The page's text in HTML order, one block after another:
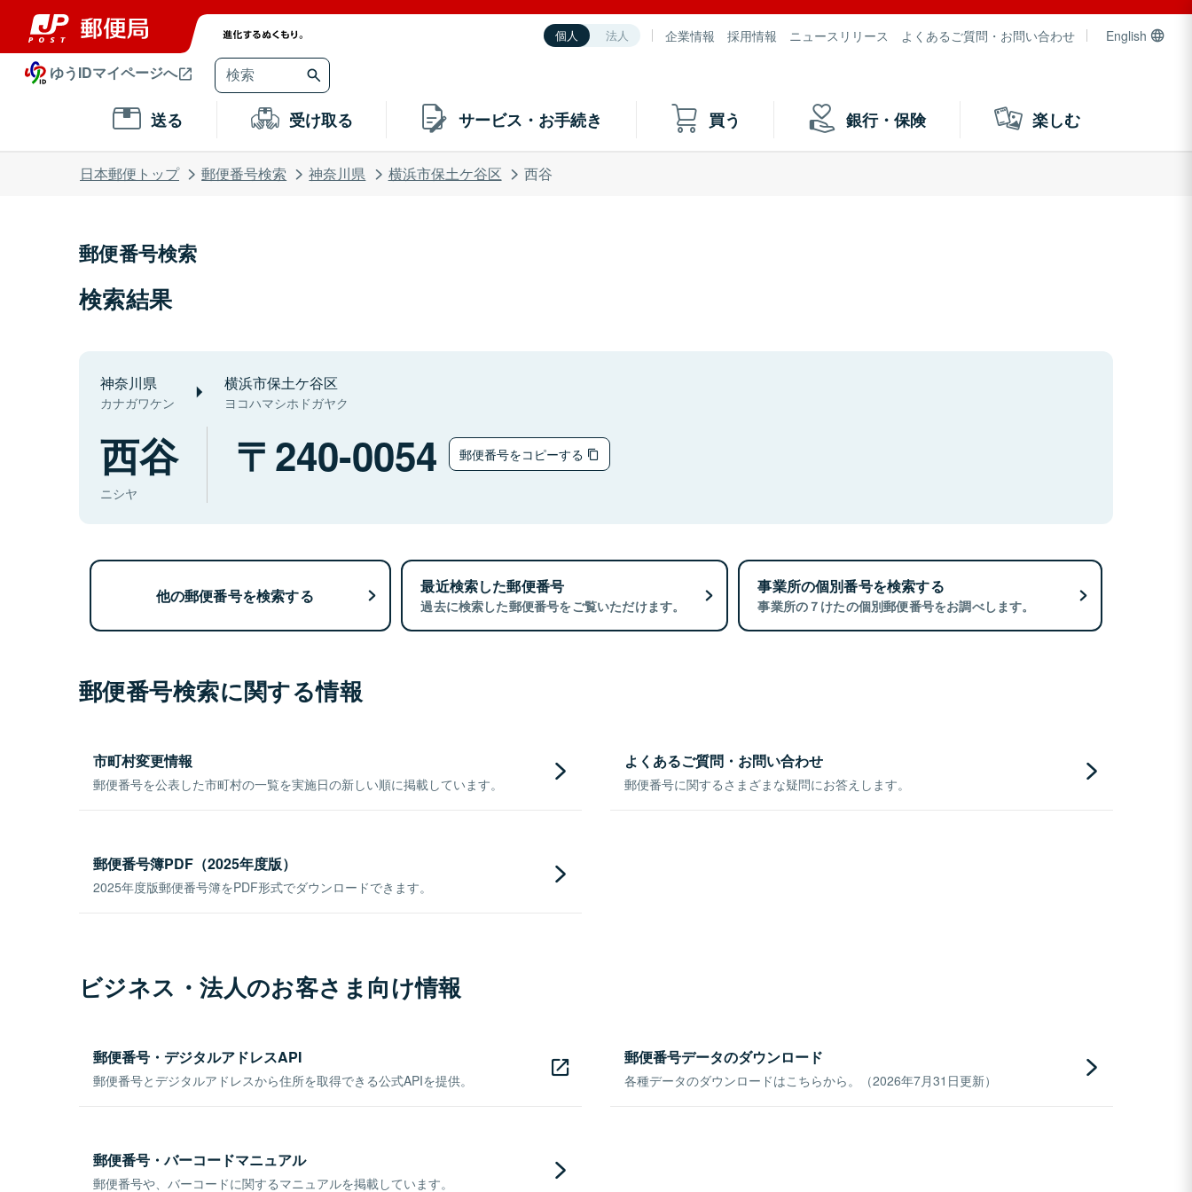
個人 法人 企業情報 採用情報 ニュースリリース よくあるご質問・お問い合わせ English
ゆうIDマイページへ
送る 受け取る サービス・お手続き 買う 銀行・保険 楽しむ
日本郵便トップ 郵便番号検索 神奈川県 横浜市保土ケ谷区 西谷
郵便番号検索
検索結果
神奈川県
カナガワケン
横浜市保土ケ谷区
ヨコハマシホドガヤク
西谷
ニシヤ
240-0054 郵便番号をコピーする
他の郵便番号を検索する 最近検索した郵便番号
過去に検索した郵便番号をご覧いただけます。
事業所の個別番号を検索する
事業所の７けたの個別郵便番号をお調べします。
郵便番号検索に関する情報
市町村変更情報
郵便番号を公表した市町村の一覧を実施日の新しい順に掲載しています。
よくあるご質問・お問い合わせ
郵便番号に関するさまざまな疑問にお答えします。
郵便番号簿PDF（2025年度版）
2025年度版郵便番号簿をPDF形式でダウンロードできます。
ビジネス・法人のお客さま向け情報
郵便番号・デジタルアドレスAPI
郵便番号とデジタルアドレスから住所を取得できる公式APIを提供。
郵便番号データのダウンロード
各種データのダウンロードはこちらから。（2026年7月31日更新）
郵便番号・バーコードマニュアル
郵便番号や、バーコードに関するマニュアルを掲載しています。